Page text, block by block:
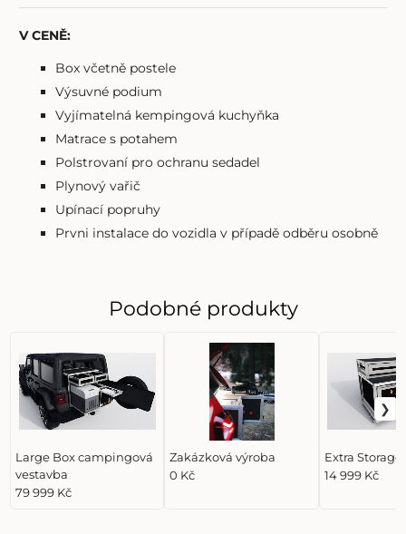
V CENĚ:
Box včetně postele
Výsuvné podium
Vyjímatelná kempingová kuchyňka
Matrace s potahem
Polstrovaní pro ochranu sedadel
Plynový vařič
Upínací popruhy
Prvni instalace do vozidla v případě odběru osobně
Podobné produkty
Large Box campingová
vestavba
79 999 Kč
Zakázková výroba
0 Kč
Extra Storage
14 999 Kč